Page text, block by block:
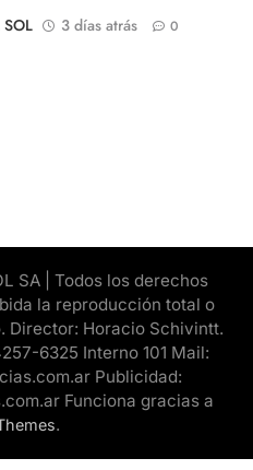
3 días atrás 0
SA | Todos los derechos
la reproducción total o
Director: Horacio Schivintt.
6325 Interno 101 Mail:
Publicidad:
Funciona gracias a
.